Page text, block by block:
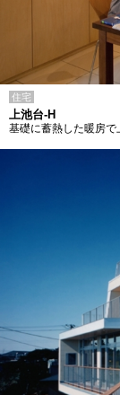
住宅
上池台-H
基礎に蓄熱した暖房